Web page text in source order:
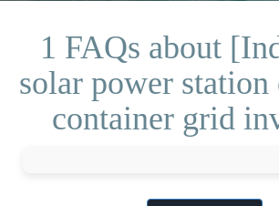
1 FAQs about
solar power
container grid